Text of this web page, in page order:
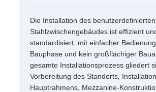
Die Installation des benutzerdefinierten
Stahlzwischengebäudes ist effizient
standardisiert, mit einfacher
Bauphase und kein großflächiger
gesamte Installationsprozess gliedert
Vorbereitung des Standorts,
Hauptrahmens, Mezzanine-